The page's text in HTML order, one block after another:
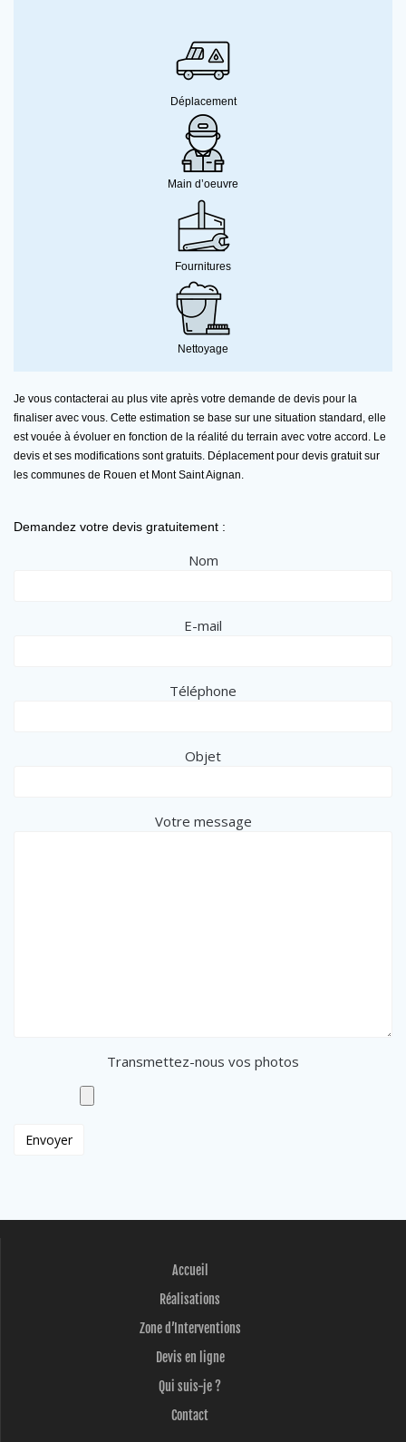
Déplacement
Main d’oeuvre
Fournitures
Nettoyage
Je vous contacterai au plus vite après votre demande de devis pour la
finaliser avec vous. Cette estimation se base sur une situation standard, elle
est vouée à évoluer en fonction de la réalité du terrain avec votre accord. Le
devis et ses modifications sont gratuits. Déplacement pour devis gratuit sur
les communes de Rouen et Mont Saint Aignan.
Demandez votre devis gratuitement :
Nom
E-mail
Téléphone
Objet
Votre message
Transmettez-nous vos photos
Accueil
Réalisations
Zone d’Interventions
Devis en ligne
Qui suis-je ?
Contact